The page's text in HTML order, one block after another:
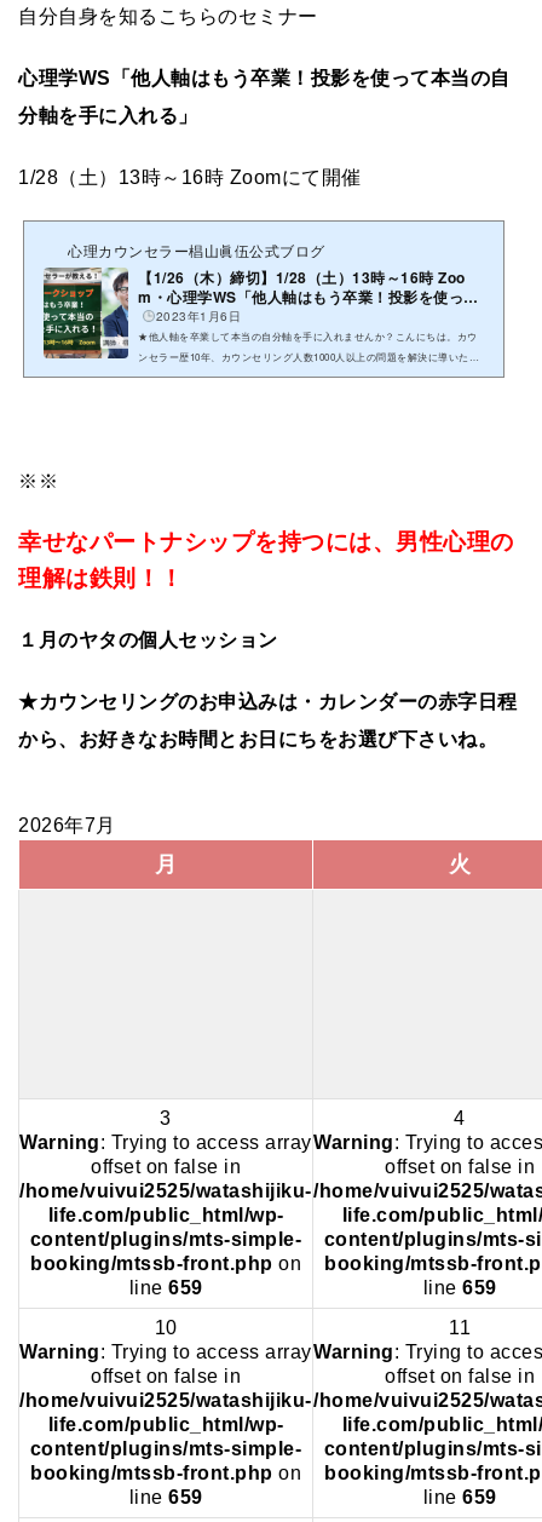
自分自身を知るこちらのセミナー
心理学WS「他人軸はもう卒業！投影を使って本当の自
分軸を手に入れる」
1/28（土）13時～16時 Zoomにて開催
心理カウンセラー椙山眞伍公式ブログ
【1/26（木）締切】1/28（土）13時～16時 Zoo
m・心理学WS「他人軸はもう卒業！投影を使って
本当の自分軸...
2023年1月6日
★他人軸を卒業して本当の自分軸を手に入れませんか？こんにちは。カウ
ンセラー歴10年、カウンセリング人数1000人以上の問題を解決に導いた心
理カウンセラー/セミナー講師の椙山眞伍ヤタです。自分自身を知って、...
※※
幸せなパートナシップを持つには、男性心理の
理解は鉄則！！
１月のヤタの個人セッション
★カウンセリングのお申込みは・カレンダーの赤字日程
から、お好きなお時間とお日にちをお選び下さいね。
2026年7月
月 火
3
Warning: Trying to access array
offset on false in
/home/vuivui2525/watashijiku-
life.com/public_html/wp-
content/plugins/mts-simple-
booking/mtssb-front.php on
line 659
4
Warning: Trying to
offset on false in
/home/vuivui2525/
life.com/
content/plugins/mts-
booking/mtssb-
line 659
10
Warning: Trying to access array
offset on false in
/home/vuivui2525/watashijiku-
life.com/public_html/wp-
content/plugins/mts-simple-
booking/mtssb-front.php on
line 659
11
Warning: Trying to
offset on false in
/home/vuivui2525/
life.com/
content/plugins/mts-
booking/mtssb-
line 659